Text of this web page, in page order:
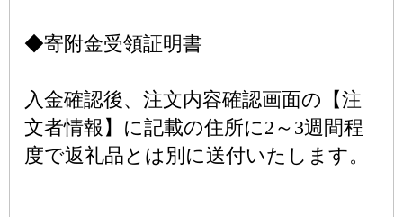
◆寄附金受領証明書
入金確認後、注文内容確認画面の【注
文者情報】に記載の住所に2～3週間程
度で返礼品とは別に送付いたします。